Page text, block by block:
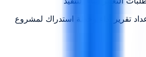
تقرير أداء وخطة استدراك لمشروع